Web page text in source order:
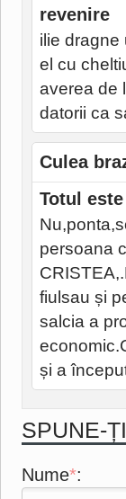
revenire
ilie dragne
el cu
averea de
datorii ca
Culea
Totul
persoana
fiulsau și
salcia a
și a
SPUNE-
Nume*: